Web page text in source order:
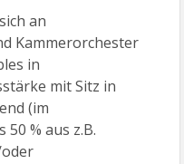
an
Kammerorchester
in
mit Sitz in
(im
% aus z.B.